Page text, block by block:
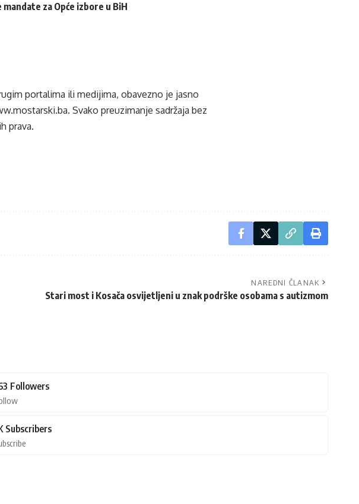
za Opće izbore u BiH
portalima ili medijima, obavezno je jasno
. Svako preuzimanje sadržaja bez
prava.
NAREDNI ČLANAK
Stari most i Kosača osvijetljeni u znak podrške osobama s autizmom
Followers
Subscribers